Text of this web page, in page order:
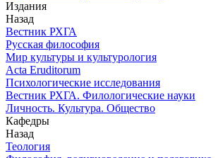
Издания
Назад
Вестник РХГА
Русская философия
Мир культуры и культурология
Acta Eruditorum
Психологические исследования
Вестник РХГА. Филологические науки
Личность. Культура. Общество
Кафедры
Назад
Теология